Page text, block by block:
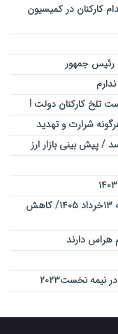
کارکنان در کمیسیون
رئیس جمهور
شرارت و تهدید
قیمت سکه، نیم سکه و ربع سکه امروز چهارشنبه ۱۳خرداد ۱۴۰۵/ کاهش
هراس دارند